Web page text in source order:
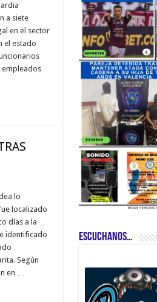
a siete
en el sector
el estado
empleados
lo
localizado
días a la
identificado
Según
en …
ESCUCHANOS…